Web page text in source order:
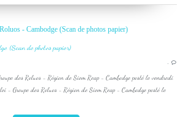
- Cambodge (Scan de photos papier)
…
des Roluos - Région de Siem Reap - Cambodge posté le vendredi
- Groupe des Roluos - Région de Siem Reap - Cambodge posté le